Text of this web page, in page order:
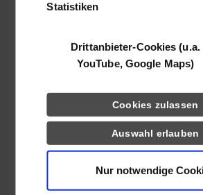
Statistiken
Drittanbieter-Cookies (u.a.
YouTube, Google Maps)
Cookies zulassen
Auswahl erlauben
Nur notwendige
Show larger version for: Show